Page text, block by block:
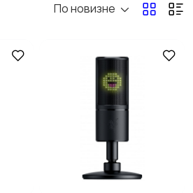
Музыкальные центры
Аудиоусилители и
По новизне